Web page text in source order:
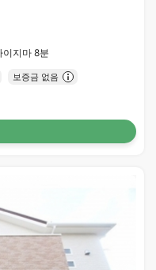
이지마 8분
보증금 없음